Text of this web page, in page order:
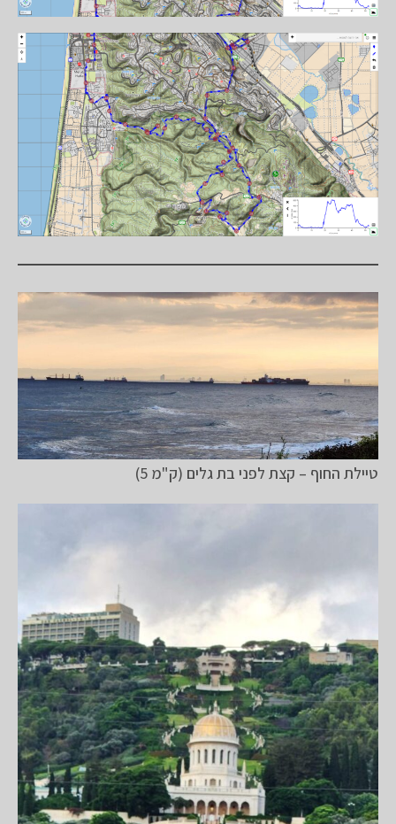
טיילת החוף – קצת לפני בת גלים (ק"מ 5)